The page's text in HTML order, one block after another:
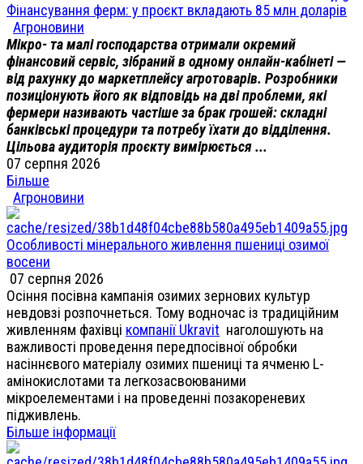
Фінансування ферм: у проєкт вкладають 85 млн доларів
Агроновини
Мікро- та малі господарства отримали окремий
фінансовий сервіс, зібраний в одному онлайн-кабінеті —
від рахунку до маркетплейсу агротоварів. Розробники
позиціонують його як відповідь на дві проблеми, які
фермери називають частіше за брак грошей: складні
банківські процедури та потребу їхати до відділення.
Цільова аудиторія проєкту вимірюється ...
07 серпня 2026
Більше
Агроновини
Особливості мінерального живлення пшениці озимої
восени
07 серпня 2026
Осіння посівна кампанія озимих зернових культур
невдовзі розпочнеться. Тому водночас із традиційним
живленням фахівці компанії Ukravit наголошують на
важливості проведення передпосівної обробки
насіннєвого матеріалу озимих пшениці та ячменю L-
амінокислотами та легкозасвоюваними
мікроелементами і на проведенні позакореневих
підживлень.
Більше інформації